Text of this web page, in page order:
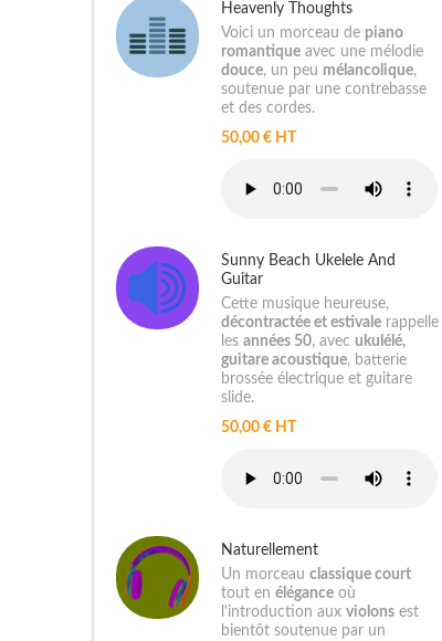
Heavenly Thoughts
Voici un morceau de piano
romantique avec une mélodie
douce, un peu mélancolique,
soutenue par une contrebasse
et des cordes.
50,00 € HT
Sunny Beach Ukelele And
Guitar
Cette musique heureuse,
décontractée et estivale rappelle
lesannées 50, avec ukulélé,
guitare acoustique, batterie
brossée électrique et guitare
slide.
50,00 € HT
Naturellement
Un morceauclassique court
tout enélégance où
l'introduction auxviolons est
bientôt soutenue par un